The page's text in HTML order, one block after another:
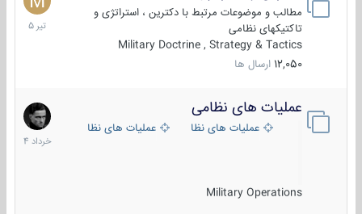
مطالب و موضوعات مرتبط با دکترین ، استراتژی و
تاکتیکهای نظامی
Military Doctrine , Strategy & Tactics
12,050 ارسال ها
تیر
1405
عملیات های نظامی
عملیات های نظامی ایرانعملیات های نظامی خارجی
Military Operations
5
خرداد
1404